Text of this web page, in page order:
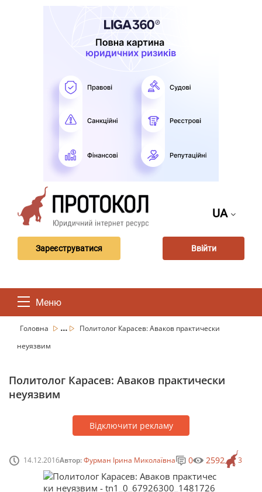
UA
Зареєструватися Ввійти
Меню
Головна ...
Политолог Карасев: Аваков практически
неуязвим
Политолог Карасев: Аваков практически
неуязвим
Відключити рекламу
14.12.2016Автор:Фурман Ірина Миколаївна 3
0 2592